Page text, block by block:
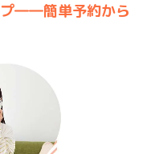
プ――簡単予約から